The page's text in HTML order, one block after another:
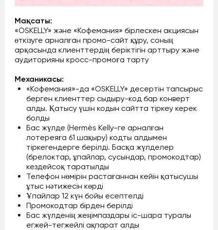
Мақсаты:
«OSKELLY» және «Кофемания» бірлескен акциясын
өткізуге арналған промо-сайт құру, соның
арқасында клиенттердің беріктігін арттыру және
аудиторияны кросс-промоға тарту
Механикасы:
«Кофемания»-да «OSKELLY» десертін тапсырыс
берген клиенттер сыдыру-код бар конверт
алды. Қатысу үшін кодын сайтта тіркеу керек
болды
Бас жүлде (Hermès Kelly-ге арналған
лотереяға 61 шақыру) кодты алдымен
тіркегендерге берілді. Басқа жүлделер
(брелоктар, ұпайлар, сусындар, промокодтар)
кездейсоқ таратылды
Телефон нөмірін растағаннан кейін қатысушы
ұтыс нәтижесін көрді
Ұпайлар 12 күн бойы есептелді
Промокодтар бірден берілді
Бас жүлденің жеңімпаздары іс-шара туралы
егжей-тегжейлі ақпарат алды